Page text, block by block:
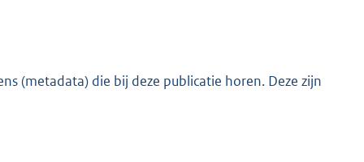
M
(metadata) die bij deze publicatie horen. Deze zijn